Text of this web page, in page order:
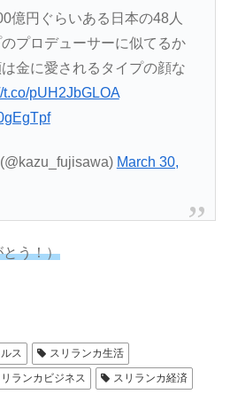
億円ぐらいある日本の48人
プロデューサーに似てるか
金に愛されるタイプの顔な
t.co/pUH2JbGLOA
March 30,
う！）
ス
スリランカ生活
ランカビジネス スリランカ経済